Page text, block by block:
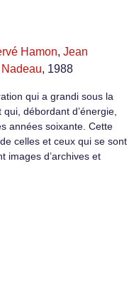
Hamon, Jean
, 1988
qui a grandi sous la
débordant d’énergie,
années soixante. Cette
celles et ceux qui se sont
images d’archives et